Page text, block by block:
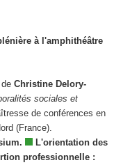
à l'amphithéâtre
Christine Delory-
sociales et
de conférences en
(France).
L'orientation des
professionnelle :